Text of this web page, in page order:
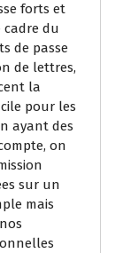
forts et
du
de passe
de lettres,
la
pour les
ayant des
on
sur un
mais